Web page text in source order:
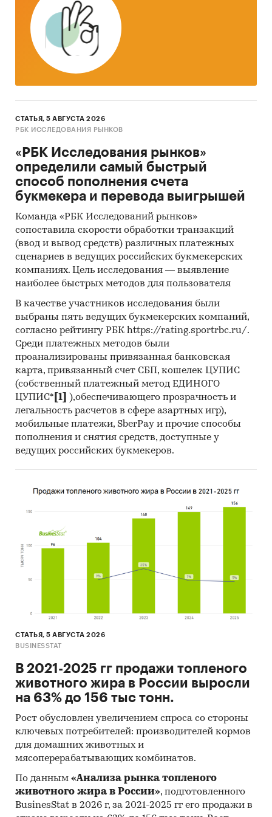
Молоко сухое и смеси сухие молочные для
детей раннего возраста
Доступна статистическая информация до
Импорт и экспорт сухих молочных смесей
для детей раннего возраста
Приведена статистическая информация о
динамике импорта и экспорта сухих молочных
смесей для детей раннего возраста по
следующи кодам ТН ВЭД:
190110 - Детское питание, расфасованное
для розничной продажи (сухие каши)
Представлена информация об объеме импорта
и экспорта за
январь 2019 - май 2024
натуральном и денежном выражении с
детализацией в разрезе стран, а также
динамика средневзвешенной стоимости.
*Данные после января 2022 года могут быть
недоступны для стран Евразийского
экономического союза: Белоруссии, Армении,
Кыргызстана и Казахстана.
Государственные закупки сухих молочных
смесей для детей раннего возраста
В рамках главы представлена информация о
сухих молочных смесей для детей раннего
возраста 44-ФЗ и 223-ФЗ за периодс января
2017 года по декабрь 2024 года
определен поставщик. Для компаний
участвующих или планирующих участвовать в
государственных торгах показано
средневзвешенное отклонение итоговой
максимальной цены. Покупателям работы
Параметры выгрузки могут быть
Профили крупнейших производителей
сухих молочных смесей для детей раннего
В работе представлены профили крупнейших
компаний-производителей сухих молочных
смесей для детей раннего возраста.Профили
компаний показывают информацию о
динамике финансовых показателей компаний,
актуальную контактную информацию,
СТАТЬЯ, 5 АВГУСТА 2026
РБК ИССЛЕДОВАНИЯ РЫНКОВ
«РБК Исследования рынков»
определили самый быстрый
способ пополнения счета
букмекера и перевода выигрышей
Команда «РБК Исследований рынков»
сопоставила скорости обработки транзакций
(ввод и вывод средств) различных платежных
сценариев в ведущих российских букмекерских
компаниях. Цель исследования — выявление
наиболее быстрых методов для пользователя
В качестве участников исследования были
выбраны пять ведущих букмекерских компаний,
согласно рейтингу РБК https://rating.sportrbc.ru/.
Среди платежных методов были
проанализированы привязанная банковская
карта, привязанный счет СБП, кошелек ЦУПИС
(собственный платежный метод ЕДИНОГО
ЦУПИС* [1]
),обеспечивающего прозрачность и
легальность расчетов в сфере азартных игр),
мобильные платежи, SberPay и прочие способы
пополнения и снятия средств, доступные у
ведущих российских букмекеров.
СТАТЬЯ, 5 АВГУСТА 2026
BUSINESSTAT
В 2021-2025 гг продажи топленого
животного жира в России выросли
на 63% до 156 тыс тонн.
Рост обусловлен увеличением спроса со стороны
ключевых потребителей: производителей кормов
для домашних животных и
мясоперерабатывающих комбинатов.
По данным «Анализа рынка топленого
животного жира в России», подготовленного
BusinesStat в 2026 г, за 2021-2025 гг его продажи в